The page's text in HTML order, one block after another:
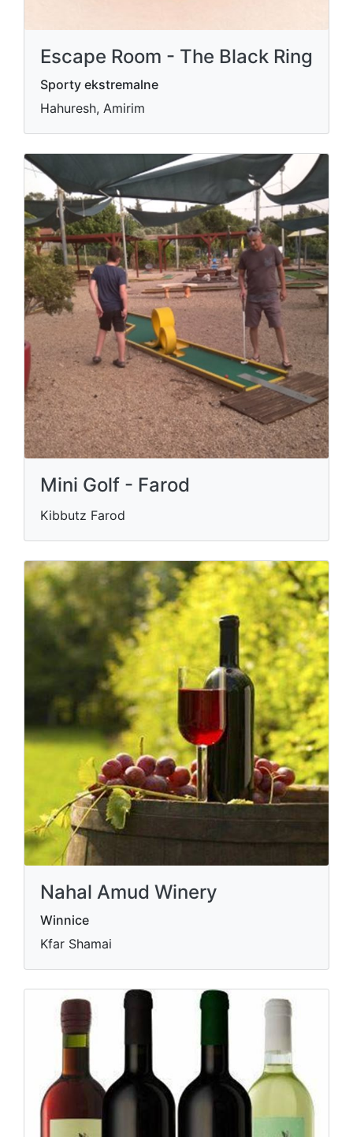
Escape Room - The Black Ring
Sporty ekstremalne
Hahuresh, Amirim
Mini Golf - Farod
Kibbutz Farod
Nahal Amud Winery
Winnice
Kfar Shamai